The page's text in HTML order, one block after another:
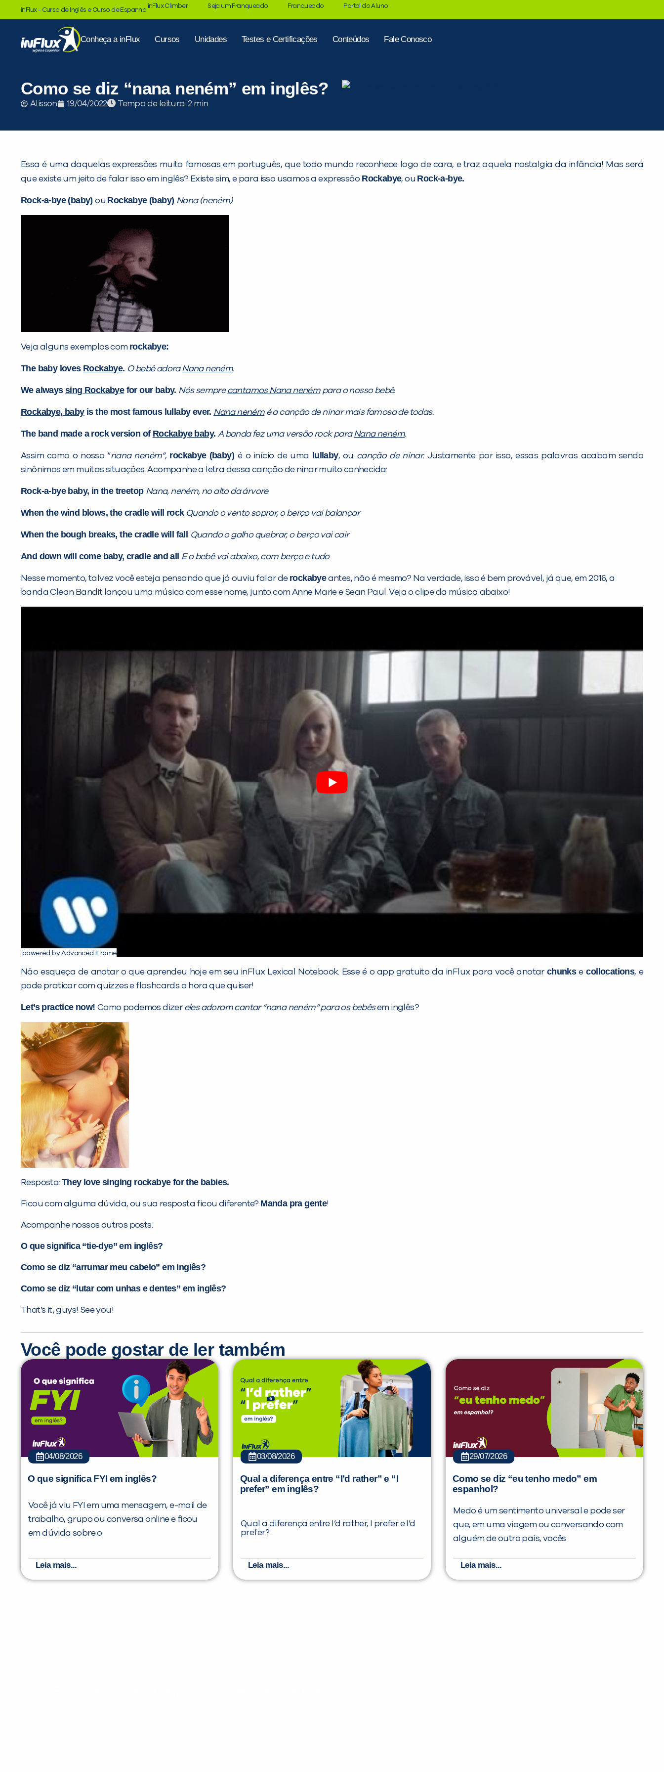
inFlux - Curso de Inglês e Curso de Espanhol
inFlux Climber Seja um Franqueado Franqueado Portal do Aluno
Conheça a inFlux Cursos Unidades Testes e Certificações Conteúdos Fale Conosco
Como se diz “nana neném” em inglês?
Alisson 19/04/2022 Tempo de leitura:
Essa é uma daquelas expressões muito famosas em português, que todo mundo reconhece logo de cara, e traz aquela nostalgia da infância! Mas será
que existe um jeito de falar isso em inglês? Existe sim, e para isso usamos a expressão Rockabye, ou Rock-a-bye.
Rock-a-bye (baby)ou Rockabye (baby) Nana (neném)
Veja alguns exemplos com rockabye:
The baby loves Rockabye. O bebê adoraNana neném.
We alwayssing Rockabyefor our baby. Nós semprecantamos Nana nenémpara o nosso bebê.
Rockabye, babyis the most famous lullaby ever. Nana nenémé a canção de ninar mais famosa de todas.
The band made a rock version of Rockabye baby. A banda fez uma versão rock paraNana neném.
Assim como o nosso “nana neném”, rockabye (baby)é o início de uma lullaby, ou canção de ninar.Justamente por isso, essas palavras acabam sendo
sinônimos em muitas situações. Acompanhe a letra dessa canção de ninar muito conhecida:
Rock-a-bye baby, in the treetop Nana, neném, no alto da árvore
When the wind blows, the cradle will rockQuando o vento soprar, o berço vai balançar
When the bough breaks, the cradle will fall Quando o galho quebrar, o berço vai cair
And down will come baby, cradle and all E o bebê vai abaixo, com berço e tudo
Nesse momento, talvez você esteja pensando que já ouviu falar de rockabyeantes, não é mesmo? Na verdade, isso é bem provável, já que, em 2016, a
banda Clean Bandit lançou uma música com esse nome, junto com Anne Marie e Sean Paul. Veja o clipe da música abaixo!
powered by Advanced iFrame
Não esqueça de anotar o que aprendeu hoje em seu inFlux Lexical Notebook. Esse é o app gratuito da inFlux para você anotar chunksecollocations, e
pode praticar com quizzes e flashcards a hora que quiser!
Let’s practice now! Como podemos dizereles adoram cantar “nana neném” para os bebêsem inglês?
Resposta: They love singing rockabye for the babies.
Ficou com alguma dúvida, ou sua resposta ficou diferente? Manda pra gente!
Acompanhe nossos outros posts:
O que significa “tie-dye” em inglês?
Como se diz “arrumar meu cabelo” em inglês?
Como se diz “lutar com unhas e dentes” em inglês?
That’s it, guys! See you!
Você pode gostar de ler também
04/08/2026
O que significa FYI em inglês?
Você já viu FYI em uma mensagem, e-mail de
trabalho, grupo ou conversa online e ficou
em dúvida sobre o
Leia mais...
03/08/2026
Qual a diferença entre “I’d rather” e “I
prefer” em inglês?
Qual a diferença entre I’d rather, I prefer e I’d
prefer?
Leia mais...
29/07/2026
Como se diz “eu tenho medo” em
espanhol?
Medo é um sentimento universal e pode ser
que, em uma viagem ou conversando com
alguém de outro país, vocês
Leia mais...